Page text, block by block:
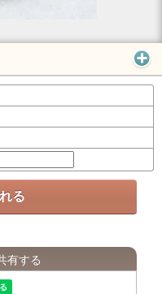
有する